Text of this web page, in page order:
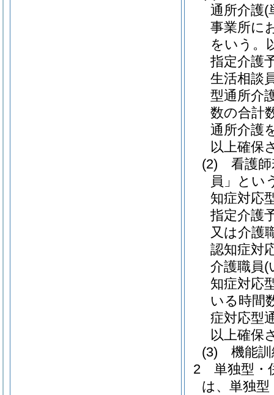
通所介護(
事業所に
をいう。
指定介護
生活相談
型通所介
数の合計
通所介護
以上確保
(2)
看護
員」とい
知症対応
指定介護
又は介護
認知症対
介護職員(
知症対応
いる時間
症対応型
以上確保
(3)
機能
2
単独型・
は、単独型